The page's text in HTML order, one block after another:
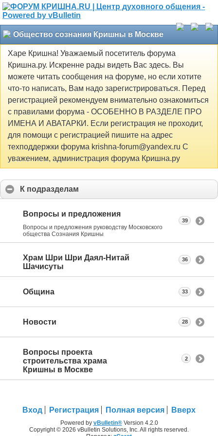
Общество сознания Кришны в Москве
Харе Кришна! Уважаемый посетитель форума
Кришна.ру. Искренне рады видеть Вас здесь. Вы
можете читать сообщения на форуме, но если хотите
что-то написать, Вам надо зарегистрироваться. Перед
регистрацией рекомендуем внимательно ознакомиться
с правилами форума - ОСОБЕННО В РАЗДЕЛЕ ПРО
ИМЕНА И АВАТАРКИ. Если регистрация не проходит,
для помощи с регистрацией пишите на адрес
техподдержки форума krishna-forum@yandex.ru С
уважением, администрация форума Кришна.ру
К подразделам
Вопросы и предложения
Вопросы и предложения руководству Московского
общества Сознания Кришны
39
Храм Шри Шри Даял-Нитай
Шачисуты
36
Община 33
Новости 28
Вопросы проекта
строительства храма
Кришны в Москве
2
Вход Регистрация Полная версия Вверх
Powered by vBulletin®Version 4.2.0
Copyright © 2026 vBulletin Solutions, Inc. All rights reserved.